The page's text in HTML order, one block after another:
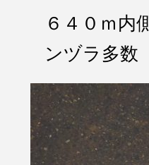
６４０ｍ
ンヅラ多